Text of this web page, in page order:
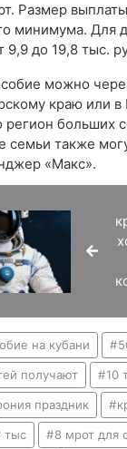
Размер
минимума. Для
до 19,8 тыс.
можно
краю или
регион больших
семьи также
«Макс».
на кубани
получают 10
праздник
тыс 8 мрот для